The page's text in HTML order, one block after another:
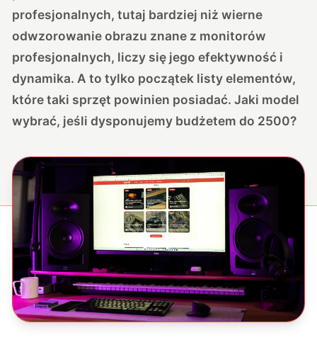
profesjonalnych, tutaj bardziej niż wierne
odwzorowanie obrazu znane z monitorów
profesjonalnych, liczy się jego efektywność i
dynamika. A to tylko początek listy elementów,
które taki sprzęt powinien posiadać. Jaki model
wybrać, jeśli dysponujemy budżetem do 2500?